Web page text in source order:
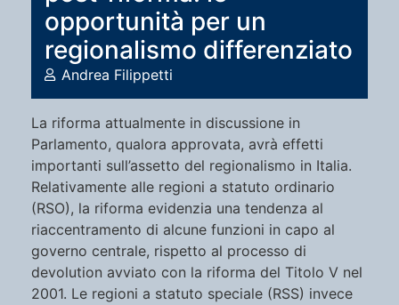
opportunità per un
regionalismo differenziato
Andrea Filippetti
La riforma attualmente in discussione in
Parlamento, qualora approvata, avrà effetti
importanti sull’assetto del regionalismo in Italia.
Relativamente alle regioni a statuto ordinario
(RSO), la riforma evidenzia una tendenza al
riaccentramento di alcune funzioni in capo al
governo centrale, rispetto al processo di
devolution avviato con la riforma del Titolo V nel
2001. Le regioni a statuto speciale (RSS) invece